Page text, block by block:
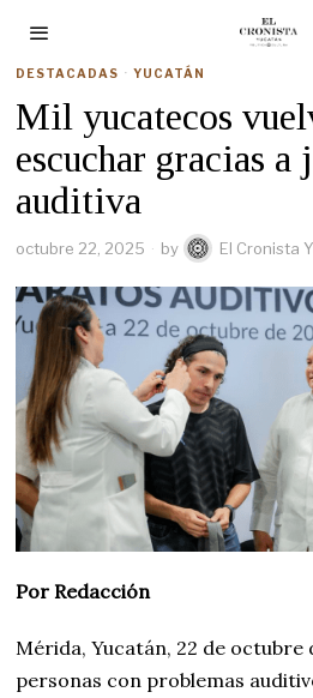
DESTACADAS · YUCATÁN
Mil yucatecos
escuchar gracias a
auditiva
octubre 22, 2025 by El Cronista
Por Redacción
Mérida, Yucatán, 22 de octubre
personas con problemas